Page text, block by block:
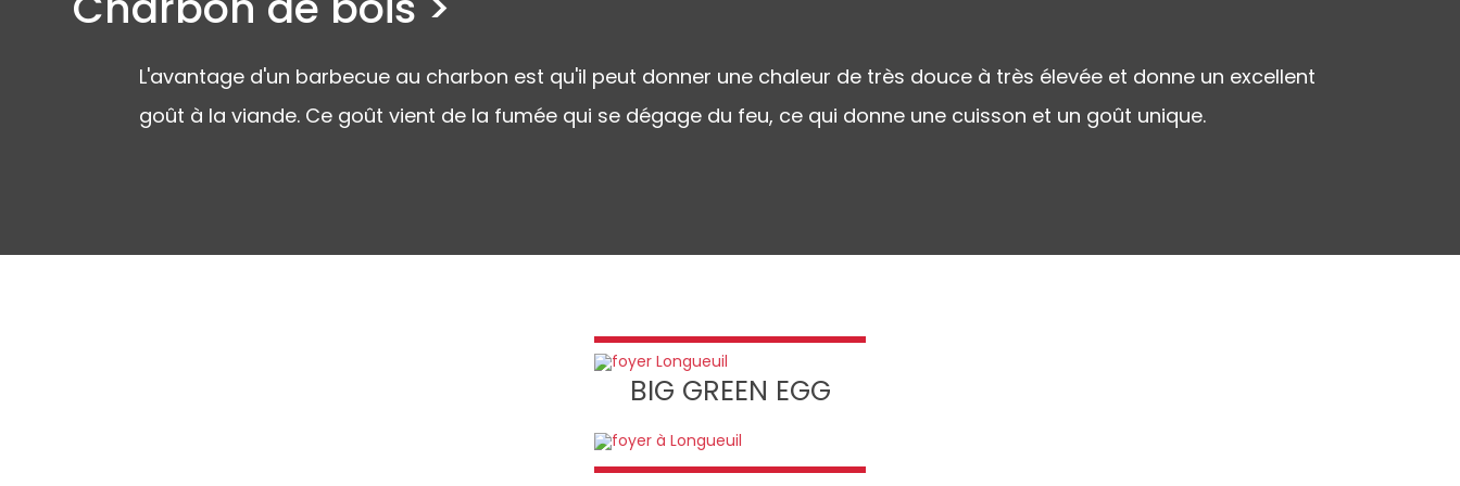
L'avantage d'un barbecue au charbon est qu'il peut donner une chaleur de très douce à très élevée et donne un excellent
goût à la viande. Ce goût vient de la fumée qui se dégage du feu, ce qui donne une cuisson et un goût unique.
BIG GREEN EGG